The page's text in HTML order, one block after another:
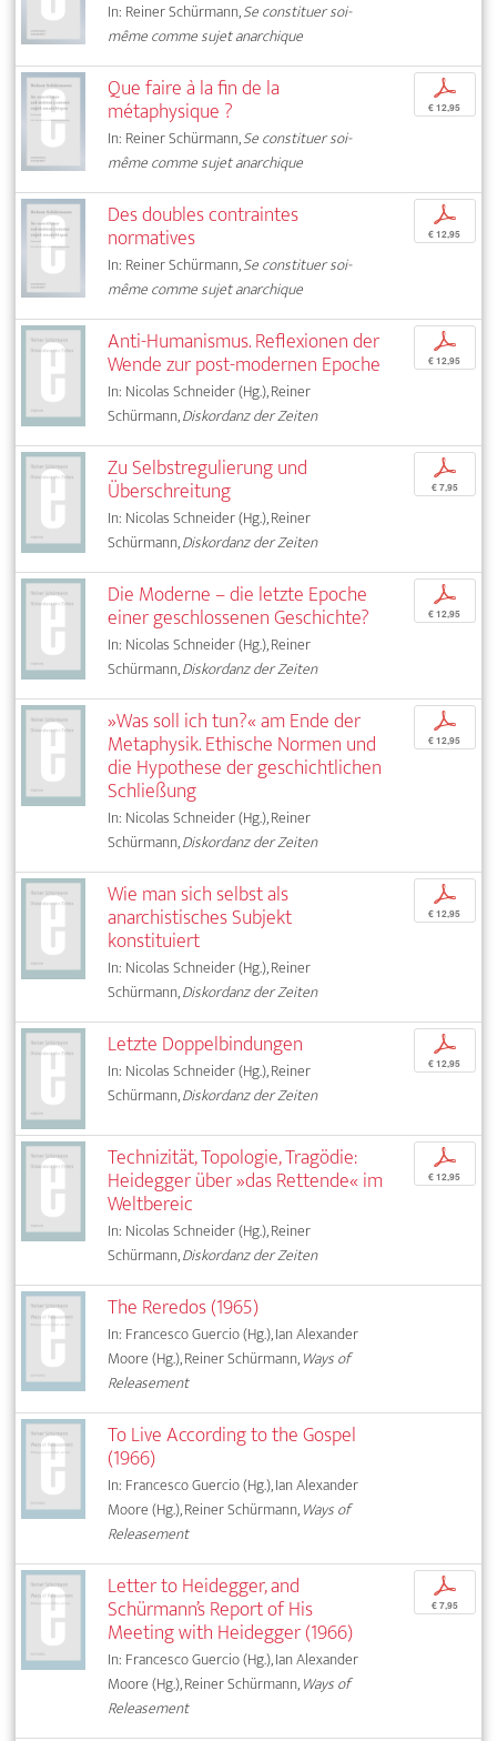
In: Reiner Schürmann,Se constituer soi-
même comme sujet anarchique
Que faire à la fin de la
métaphysique ?
In: Reiner Schürmann,Se constituer soi-
même comme sujet anarchique
p
€ 12,95
Des doubles contraintes
normatives
In: Reiner Schürmann,Se constituer soi-
même comme sujet anarchique
p
€ 12,95
Anti-Humanismus. Reflexionen der
Wende zur post-modernen Epoche
In: Nicolas Schneider (Hg.), Reiner
Schürmann,Diskordanz der Zeiten
p
€ 12,95
Zu Selbstregulierung und
Überschreitung
In: Nicolas Schneider (Hg.), Reiner
Schürmann,Diskordanz der Zeiten
p
€ 7,95
Die Moderne – die letzte Epoche
einer geschlossenen Geschichte?
In: Nicolas Schneider (Hg.), Reiner
Schürmann,Diskordanz der Zeiten
p
€ 12,95
»Was soll ich tun?« am Ende der
Metaphysik. Ethische Normen und
die Hypothese der geschichtlichen
Schließung
In: Nicolas Schneider (Hg.), Reiner
Schürmann,Diskordanz der Zeiten
p
€ 12,95
Wie man sich selbst als
anarchistisches Subjekt
konstituiert
In: Nicolas Schneider (Hg.), Reiner
Schürmann,Diskordanz der Zeiten
p
€ 12,95
Letzte Doppelbindungen
In: Nicolas Schneider (Hg.), Reiner
Schürmann,Diskordanz der Zeiten
p
€ 12,95
Technizität, Topologie, Tragödie:
Heidegger über »das Rettende« im
Weltbereic
In: Nicolas Schneider (Hg.), Reiner
Schürmann,Diskordanz der Zeiten
p
€ 12,95
The Reredos (1965)
In: Francesco Guercio (Hg.), Ian Alexander
Moore (Hg.), Reiner Schürmann,Ways of
Releasement
To Live According to the Gospel
(1966)
In: Francesco Guercio (Hg.), Ian Alexander
Moore (Hg.), Reiner Schürmann,Ways of
Releasement
Letter to Heidegger, and
Schürmann’s Report of His
Meeting with Heidegger (1966)
In: Francesco Guercio (Hg.), Ian Alexander
Moore (Hg.), Reiner Schürmann,Ways of
Releasement
p
€ 7,95